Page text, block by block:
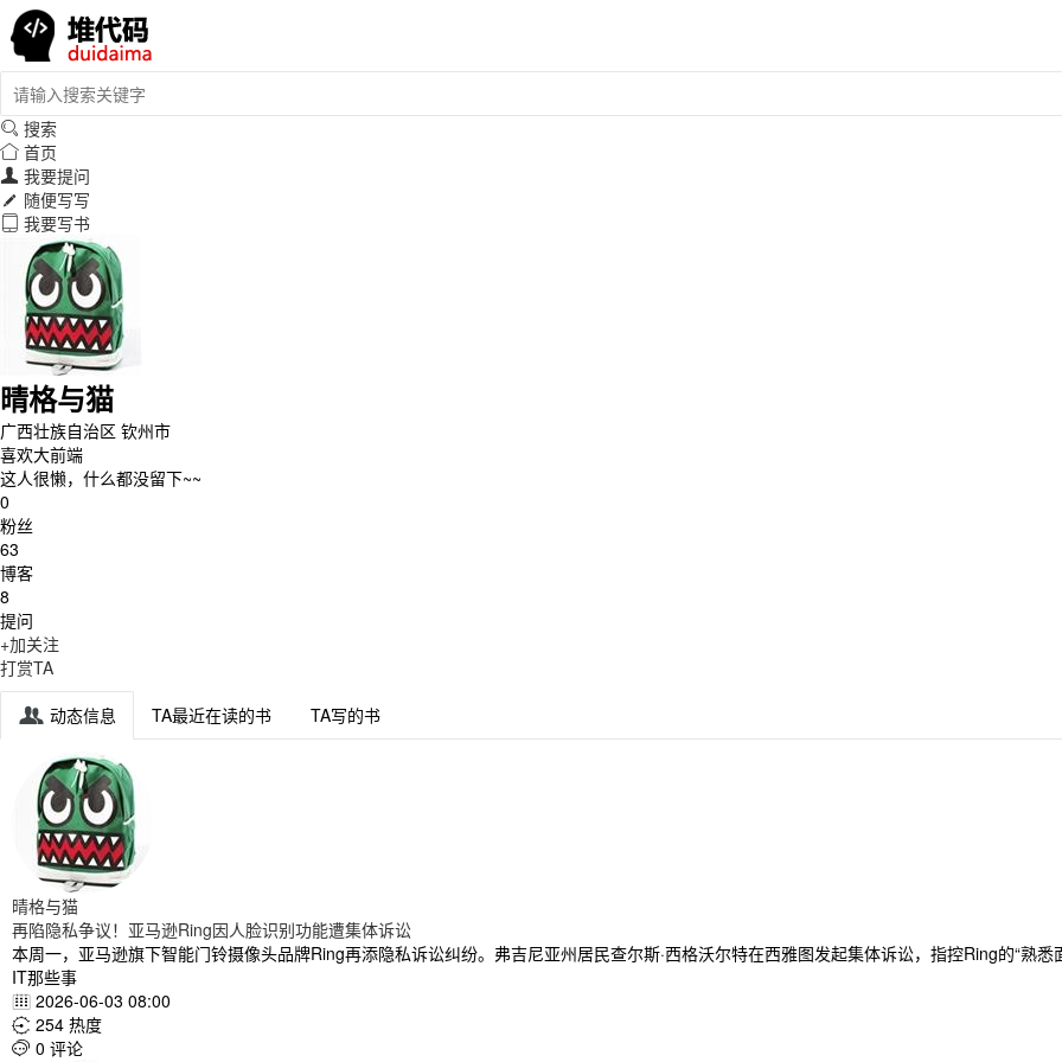
 搜索
 首页
 我要提问
 随便写写
 我要写书
晴格与猫
广西壮族自治区 钦州市
喜欢大前端
这人很懒，什么都没留下~~
0
粉丝
63
博客
8
提问
+加关注
打赏TA
 动态信息 TA最近在读的书 TA写的书
晴格与猫
再陷隐私争议！亚马逊Ring因人脸识别功能遭集体诉讼
本周一，亚马逊旗下智能门铃摄像头品牌Ring再添隐私诉讼纠纷。弗吉尼亚州居民查尔斯·西格沃尔特在西雅图发起集体诉讼，指控Ring的“熟悉
IT那些事
 2026-06-03 08:00
 254 热度
 0 评论